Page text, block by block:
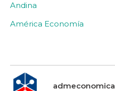
Andina
América Economía
admeconomica